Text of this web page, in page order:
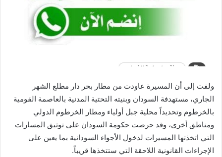
ولفت إلى أن المسيرة عاودت من مطار بحر دار مطلع الشهر
الجاري، مستهدفة السودان وبنيته التحتية المدنية بالعاصمة القومية
بالخرطوم وتحديداً محلية جبل أولياء ومطار الخرطوم الدولي
ومناطق أخرى، وقد حرصت حكومة السودان على توثيق المسارات
التي اتخذتها المسيرات لدخول الأجواء السودانية بما يعين على
الإجراءات القانونية اللاحقة التي ستتخذها قريباً.